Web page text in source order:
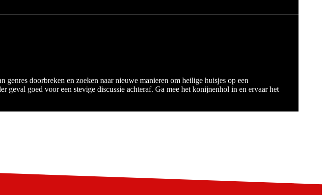
doorbreken en zoeken naar nieuwe manieren om heilige huisjes op een
geval goed voor een stevige discussie achteraf. Ga mee het konijnenhol in en ervaar het